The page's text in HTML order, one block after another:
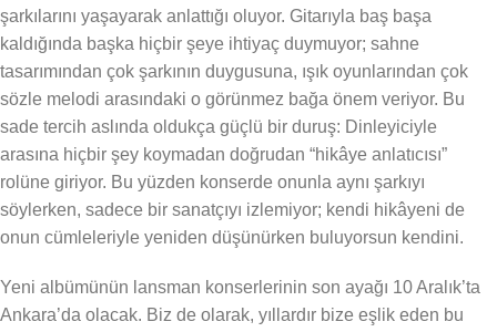
şarkılarını yaşayarak anlattığı oluyor. Gitarıyla baş başa
kaldığında başka hiçbir şeye ihtiyaç duymuyor; sahne
tasarımından çok şarkının duygusuna, ışık oyunlarından çok
sözle melodi arasındaki o görünmez bağa önem veriyor. Bu
sade tercih aslında oldukça güçlü bir duruş: Dinleyiciyle
arasına hiçbir şey koymadan doğrudan “hikâye anlatıcısı”
rolüne giriyor. Bu yüzden konserde onunla aynı şarkıyı
söylerken, sadece bir sanatçıyı izlemiyor; kendi hikâyeni de
onun cümleleriyle yeniden düşünürken buluyorsun kendini.
Yeni albümünün lansman konserlerinin son ayağı 10 Aralık’ta
Ankara’da olacak. Biz de olarak, yıllardır bize eşlik eden bu